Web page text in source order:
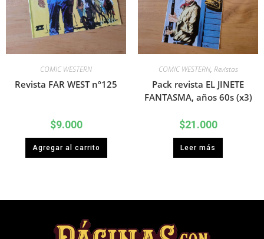
COMIC WESTERN
Revista FAR WEST nº125
$9.000
Agregar al carrito
COMIC WESTERN, Revistas
Pack revista EL JINETE
FANTASMA, años 60s (x3)
$21.000
Leer más